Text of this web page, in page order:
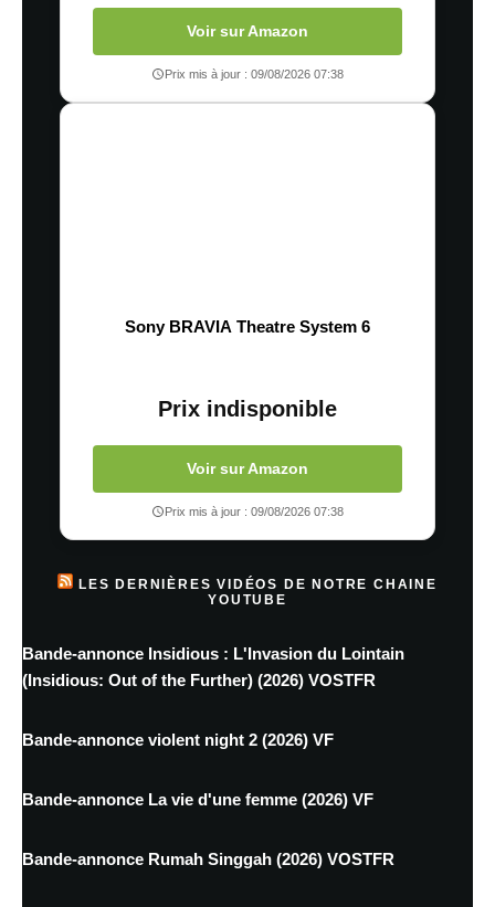
Voir sur Amazon
Prix mis à jour : 09/08/2026 07:38
Sony BRAVIA Theatre System 6
Prix indisponible
Voir sur Amazon
Prix mis à jour : 09/08/2026 07:38
LES DERNIÈRES VIDÉOS DE NOTRE CHAINE
YOUTUBE
Bande-annonce Insidious : L'Invasion du Lointain
(Insidious: Out of the Further) (2026) VOSTFR
Bande-annonce violent night 2 (2026) VF
Bande-annonce La vie d'une femme (2026) VF
Bande-annonce Rumah Singgah (2026) VOSTFR